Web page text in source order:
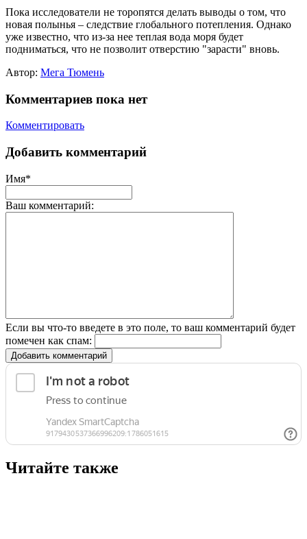
Пока исследователи не торопятся делать выводы о том, что
новая полынья – следствие глобального потепления. Однако
уже известно, что из-за нее теплая вода моря будет
подниматься, что не позволит отверстию "зарасти" вновь.
Автор: Мега Тюмень
Комментариев пока нет
Комментировать
Добавить комментарий
Имя*
Ваш комментарий:
Если вы что-то введете в это поле, то ваш комментарий будет
помечен как спам:
Добавить комментарий
Читайте также